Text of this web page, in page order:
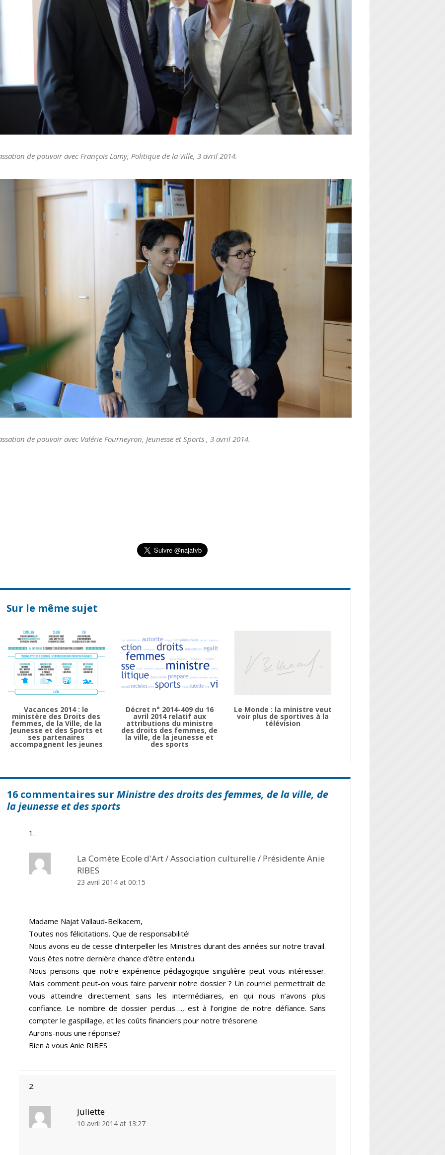
de pouvoir avec François Lamy, Politique de la Ville, 3 avril 2014.
de pouvoir avec Valérie Fourneyron, Jeunesse et Sports , 3 avril 2014.
Sur le même sujet
Vacances 2014 : le
ministère des Droits des
femmes, de la Ville, de la
Jeunesse et des Sports et
ses partenaires
accompagnent les jeunes
Décret n° 2014-409 du 16
avril 2014 relatif aux
attributions du ministre
des droits des femmes, de
la ville, de la jeunesse et
des sports
Le Monde : la ministre veut
voir plus de sportives à la
télévision
16 commentaires sur Ministre des droits des femmes, de la ville, de
la jeunesse et des sports
La Comète Ecole d'Art / Association culturelle / Présidente Anie
RIBES
23 avril 2014 at 00:15
Madame Najat Vallaud-Belkacem,
Toutes nos félicitations. Que de responsabilité!
Nous avons eu de cesse d’interpeller les Ministres durant des années sur notre travail.
Vous êtes notre dernière chance d’être entendu.
Nous pensons que notre expérience pédagogique singulière peut vous intéresser.
Mais comment peut-on vous faire parvenir notre dossier ? Un courriel permettrait de
vous atteindre directement sans les intermédiaires, en qui nous n’avons plus
confiance. Le nombre de dossier perdus…., est à l’origine de notre défiance. Sans
compter le gaspillage, et les coûts financiers pour notre trésorerie.
Aurons-nous une réponse?
Bien à vous Anie RIBES
Juliette
10 avril 2014 at 13:27